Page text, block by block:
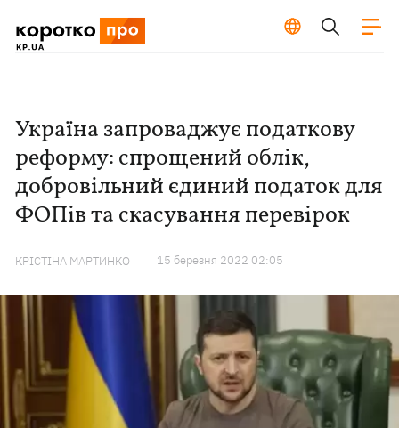
Україна запроваджує податкову
реформу: спрощений облік,
добровільний єдиний податок для
ФОПів та скасування перевірок
КРІСТІНА МАРТИНКО 15 березня 2022 02:05